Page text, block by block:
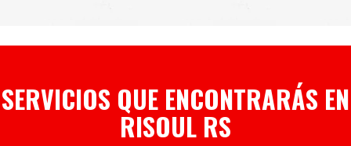
SERVICIOS QUE ENCONTRARÁS EN
RISOUL RS